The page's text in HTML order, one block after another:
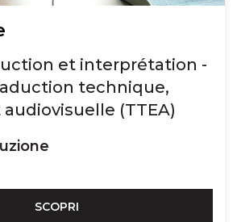
et interprétation -
technique,
(TTEA)
SCOPRI